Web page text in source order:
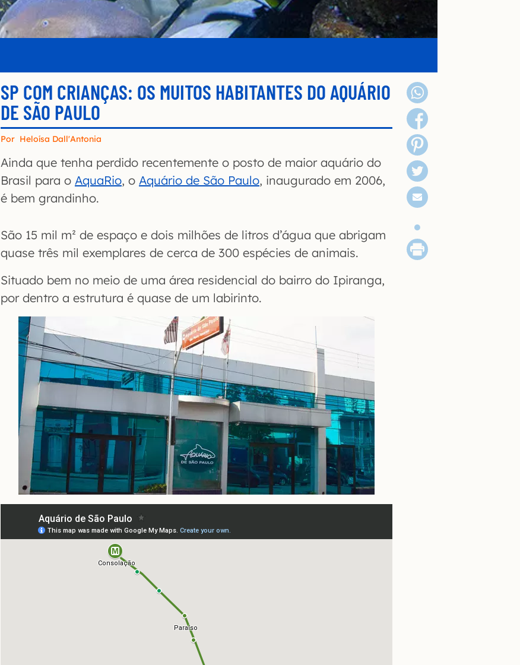
SP COM CRIANÇAS: OS MUITOS HABITANTES DO AQUÁRIO
DE SÃO PAULO
Por Heloísa Dall'Antonia
Ainda que tenha perdido recentemente o posto de maior aquário do
Brasil para o AquaRio, o Aquário de São Paulo, inaugurado em 2006,
é bem grandinho.
São 15 mil m² de espaço e dois milhões de litros d’água que abrigam
quase três mil exemplares de cerca de 300 espécies de animais.
Situado bem no meio de uma área residencial do bairro do Ipiranga,
por dentro a estrutura é quase de um labirinto.